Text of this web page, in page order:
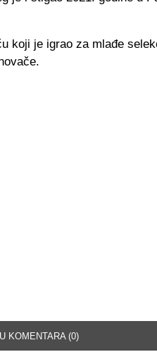
koji je igrao za mlađe
KOMENTARA (0)